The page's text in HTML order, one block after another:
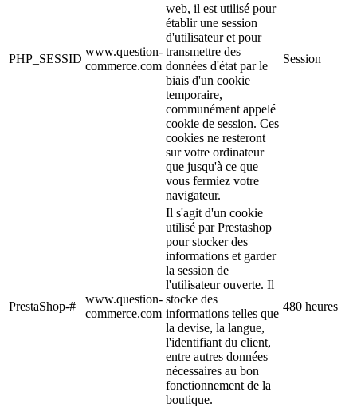
PHP_SESSID
www.question-
commerce.com
web, il est utilisé pour
établir une session
d'utilisateur et pour
transmettre des
données d'état par le
biais d'un cookie
temporaire,
communément appelé
cookie de session. Ces
cookies ne resteront
sur votre ordinateur
que jusqu'à ce que
vous fermiez votre
navigateur.
Session
PrestaShop-#
www.question-
commerce.com
Il s'agit d'un cookie
utilisé par Prestashop
pour stocker des
informations et garder
la session de
l'utilisateur ouverte. Il
stocke des
informations telles que
la devise, la langue,
l'identifiant du client,
entre autres données
nécessaires au bon
fonctionnement de la
boutique.
480 heures